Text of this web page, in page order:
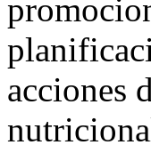
acciones